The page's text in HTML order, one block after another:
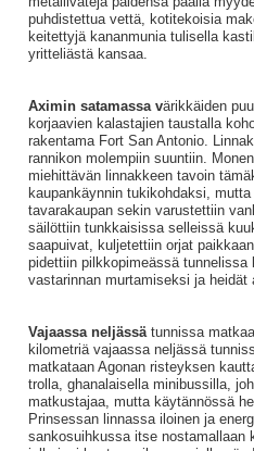
puhdistettua vettä, kotitekoisia
keitettyjä kananmunia tulisella
yritteliästä kansaa.
Aximin satamassa värikkäiden
korjaavien kalastajien taustalla
rakentama Fort San Antonio.
rannikon molempiin suuntiin.
miehittävän linnakkeen tavoin
kaupankäynnin tukikohdaksi,
tavarakaupan sekin varustettiin
säilöttiin tunkkaisissa selleissä
saapuivat, kuljetettiin orjat
pidettiin pilkkopimeässä tunnelissa
vastarinnan murtamiseksi ja heidät
Vajaassa neljässätunnissa
kilometriä vajaassa neljässä
matkataan Agonan risteyksen
trolla, ghanalaisella minibussilla,
matkustajaa, mutta käytännössä
Prinsessan linnassa iloinen ja
sankosuihkussa itse nostamallaan